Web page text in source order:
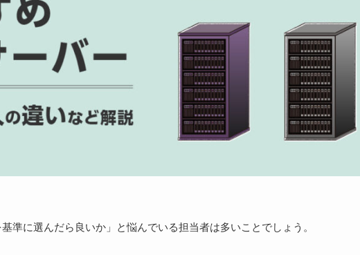
準に選んだら良いか」と悩んでいる担当者は多いことでしょう。